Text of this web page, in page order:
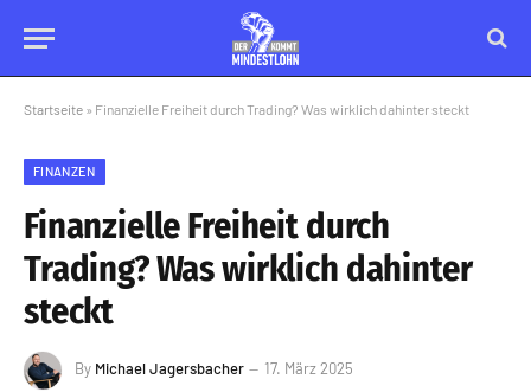
Startseite » Finanzielle Freiheit durch Trading? Was wirklich dahinter steckt
FINANZEN
Finanzielle Freiheit durch
Trading? Was wirklich dahinter
steckt
By Michael Jagersbacher
17. März 2025